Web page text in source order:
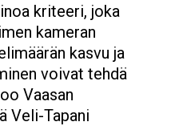
kriteeri, joka
kameran
kasvu ja
voivat tehdä
Vaasan
Veli-Tapani